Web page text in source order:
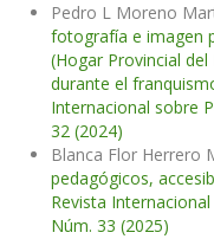
Pedro L Moreno
fotografía e imagen
(Hogar Provincial
durante el
Internacional sobre
32 (2024)
Blanca Flor Herrero
pedagógicos,
Revista
Núm. 33 (2025)